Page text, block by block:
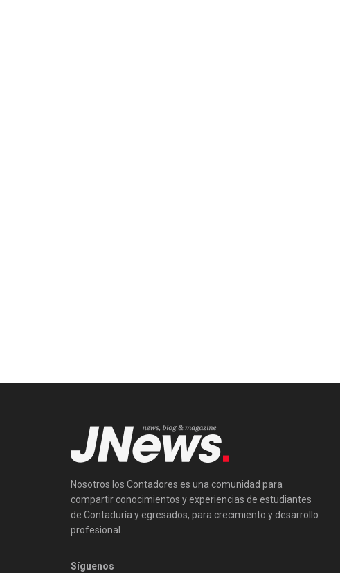
Nosotros los Contadores es una comunidad para
compartir conocimientos y experiencias de estudiantes
de Contaduría y egresados, para crecimiento y desarrollo
profesional.
Síguenos